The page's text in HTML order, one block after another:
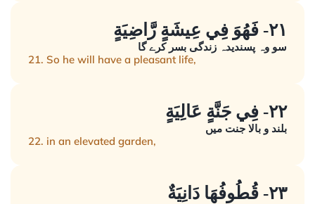
٢١- فَهُوَ فِي عِيشَةٍ رَّاضِيَةٍ
سو وہ پسندیدہ زندگی بسر کرے گا
21. So he will have a pleasant life,
٢٢- فِي جَنَّةٍ عَالِيَةٍ
بلند و بالا جنت میں
22. in an elevated garden,
٢٣- قُطُوفُهَا دَانِيَةٌ